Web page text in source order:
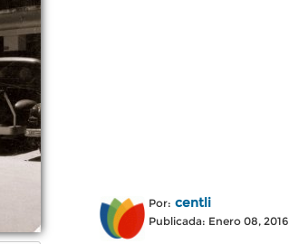
Por: centli
Publicada: Enero 08, 2016